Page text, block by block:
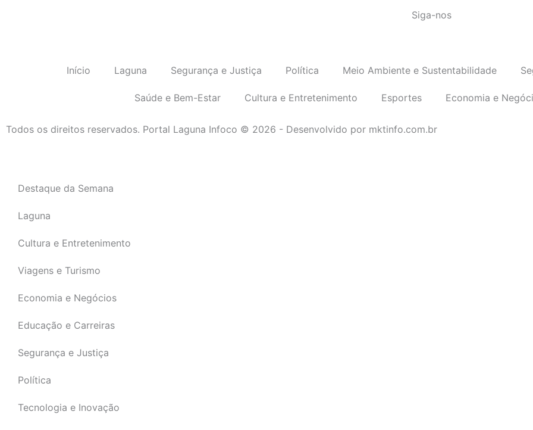
Siga-nos
Início Laguna Segurança e Justiça Política Meio Ambiente e Sustentabilidade
Saúde e Bem-Estar Cultura e Entretenimento Esportes Economia e
Todos os direitos reservados. Portal Laguna Infoco © 2026 - Desenvolvido por mktinfo.com.br
Destaque da Semana
Laguna
Cultura e Entretenimento
Viagens e Turismo
Economia e Negócios
Educação e Carreiras
Segurança e Justiça
Política
Tecnologia e Inovação